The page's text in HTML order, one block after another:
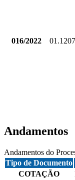
016/2022
Andamentos
Andamentos do
Tipo de Documento
COTAÇÃO